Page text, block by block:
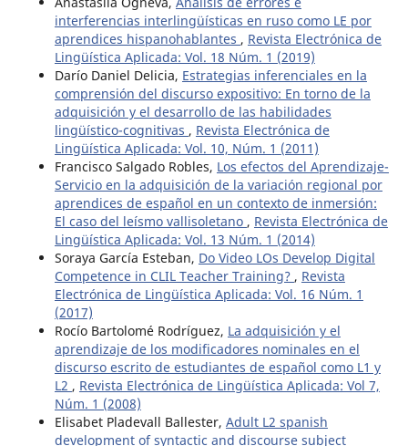
interferencias interlingüísticas en ruso como LE por
aprendices hispanohablantes , Revista Electrónica de
Lingüística Aplicada: Vol. 18 Núm. 1 (2019)
Darío Daniel Delicia, Estrategias inferenciales en la
comprensión del discurso expositivo: En torno de la
adquisición y el desarrollo de las habilidades
lingüístico-cognitivas , Revista Electrónica de
Lingüística Aplicada: Vol. 10, Núm. 1 (2011)
Francisco Salgado Robles, Los efectos del Aprendizaje-
Servicio en la adquisición de la variación regional por
aprendices de español en un contexto de inmersión:
El caso del leísmo vallisoletano , Revista Electrónica de
Lingüística Aplicada: Vol. 13 Núm. 1 (2014)
Soraya García Esteban, Do Video LOs Develop Digital
Competence in CLIL Teacher Training? , Revista
Electrónica de Lingüística Aplicada: Vol. 16 Núm. 1
(2017)
Rocío Bartolomé Rodríguez, La adquisición y el
aprendizaje de los modificadores nominales en el
discurso escrito de estudiantes de español como L1 y
L2 , Revista Electrónica de Lingüística Aplicada: Vol 7,
Núm. 1 (2008)
Elisabet Pladevall Ballester, Adult L2 spanish
development of syntactic and discourse subject